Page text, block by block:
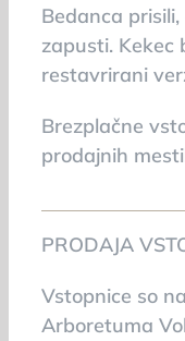
Bedanca
zapusti. Kekec
restavrirani
Brezplačne
prodajnih
PRODAJA
Vstopnice so
Arboretuma